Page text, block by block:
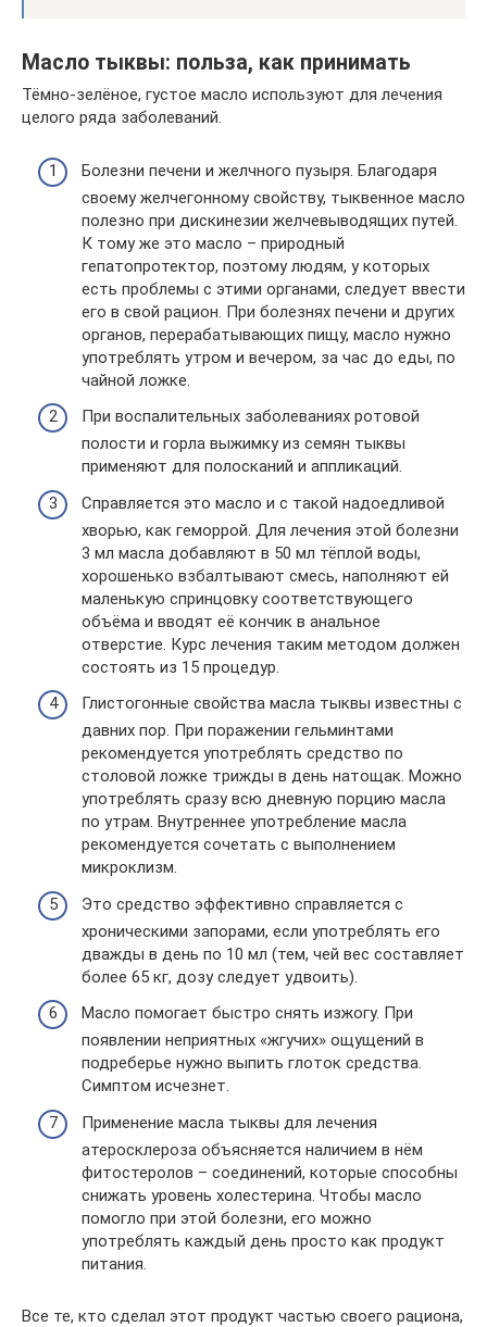
Масло тыквы: польза, как принимать
Тёмно-зелёное, густое масло используют для лечения
целого ряда заболеваний.
Болезни печени и желчного пузыря. Благодаря
своему желчегонному свойству, тыквенное масло
полезно при дискинезии желчевыводящих путей.
К тому же это масло – природный
гепатопротектор, поэтому людям, у которых
есть проблемы с этими органами, следует ввести
его в свой рацион. При болезнях печени и других
органов, перерабатывающих пищу, масло нужно
употреблять утром и вечером, за час до еды, по
чайной ложке.
При воспалительных заболеваниях ротовой
полости и горла выжимку из семян тыквы
применяют для полосканий и аппликаций.
Справляется это масло и с такой надоедливой
хворью, как геморрой. Для лечения этой болезни
3 мл масла добавляют в 50 мл тёплой воды,
хорошенько взбалтывают смесь, наполняют ей
маленькую спринцовку соответствующего
объёма и вводят её кончик в анальное
отверстие. Курс лечения таким методом должен
состоять из 15 процедур.
Глистогонные свойства масла тыквы известны с
давних пор. При поражении гельминтами
рекомендуется употреблять средство по
столовой ложке трижды в день натощак. Можно
употреблять сразу всю дневную порцию масла
по утрам. Внутреннее употребление масла
рекомендуется сочетать с выполнением
микроклизм.
Это средство эффективно справляется с
хроническими запорами, если употреблять его
дважды в день по 10 мл (тем, чей вес составляет
более 65 кг, дозу следует удвоить).
Масло помогает быстро снять изжогу. При
появлении неприятных «жгучих» ощущений в
подреберье нужно выпить глоток средства.
Симптом исчезнет.
Применение масла тыквы для лечения
атеросклероза объясняется наличием в нём
фитостеролов – соединений, которые способны
снижать уровень холестерина. Чтобы масло
помогло при этой болезни, его можно
употреблять каждый день просто как продукт
питания.
Все те, кто сделал этот продукт частью своего рациона,